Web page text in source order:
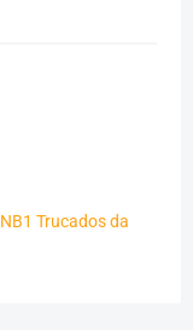
Trucados da